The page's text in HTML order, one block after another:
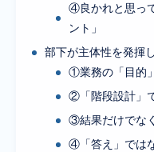
④良かれと思っ
ント」
部下が主体性を発揮
①業務の「目的
②「階段設計」
③結果だけでな
④「答え」では